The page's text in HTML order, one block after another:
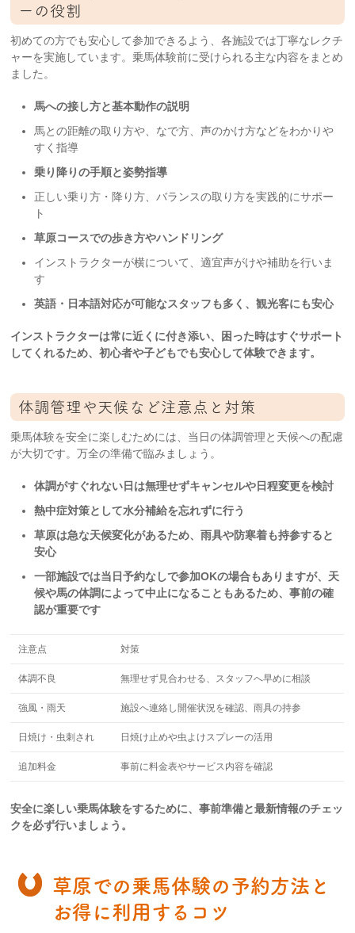
ーの役割
初めての方でも安心して参加できるよう、各施設では丁寧なレクチ
ャーを実施しています。乗馬体験前に受けられる主な内容をまとめ
ました。
馬への接し方と基本動作の説明
馬との距離の取り方や、なで方、声のかけ方などをわかりや
すく指導
乗り降りの手順と姿勢指導
正しい乗り方・降り方、バランスの取り方を実践的にサポー
ト
草原コースでの歩き方やハンドリング
インストラクターが横について、適宜声がけや補助を行いま
す
英語・日本語対応が可能なスタッフも多く、観光客にも安心
インストラクターは常に近くに付き添い、困った時はすぐサポート
してくれるため、初心者や子どもでも安心して体験できます。
体調管理や天候など注意点と対策
乗馬体験を安全に楽しむためには、当日の体調管理と天候への配慮
が大切です。万全の準備で臨みましょう。
体調がすぐれない日は無理せずキャンセルや日程変更を検討
熱中症対策として水分補給を忘れずに行う
草原は急な天候変化があるため、雨具や防寒着も持参すると
安心
一部施設では当日予約なしで参加OKの場合もありますが、天
候や馬の体調によって中止になることもあるため、事前の確
認が重要です
注意点 対策
体調不良 無理せず見合わせる、スタッフへ早めに相談
強風・雨天 施設へ連絡し開催状況を確認、雨具の持参
日焼け・虫刺され 日焼け止めや虫よけスプレーの活用
追加料金 事前に料金表やサービス内容を確認
安全に楽しい乗馬体験をするために、事前準備と最新情報のチェッ
クを必ず行いましょう。
草原での乗馬体験の予約方法と
お得に利用するコツ